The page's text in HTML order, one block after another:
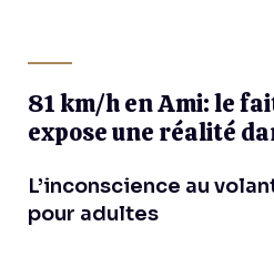
81 km/h en Ami: le
expose une réalité
L’inconscience au
pour adultes